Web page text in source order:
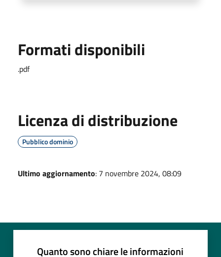
Formati disponibili
.pdf
Licenza di distribuzione
Pubblico dominio
Ultimo aggiornamento: 7 novembre 2024, 08:09
Quanto sono chiare le informazioni